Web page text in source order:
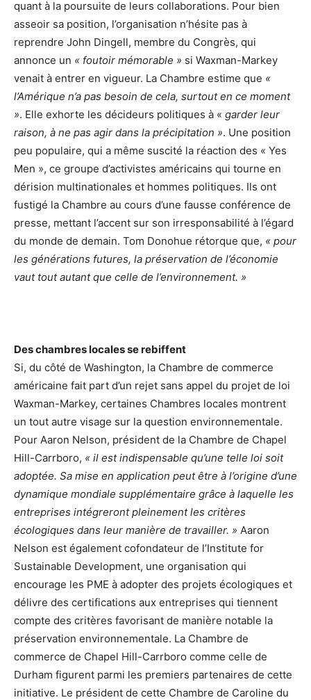
quant à la poursuite de leurs collaborations. Pour bien
asseoir sa position, l’organisation n’hésite pas à
reprendre John Dingell, membre du Congrès, qui
annonce un « foutoir mémorable » si Waxman-Markey
venait à entrer en vigueur. La Chambre estime que «
l’Amérique n’a pas besoin de cela, surtout en ce moment
». Elle exhorte les décideurs politiques à « garder leur
raison, à ne pas agir dans la précipitation ». Une position
peu populaire, qui a même suscité la réaction des « Yes
Men », ce groupe d’activistes américains qui tourne en
dérision multinationales et hommes politiques. Ils ont
fustigé la Chambre au cours d’une fausse conférence de
presse, mettant l’accent sur son irresponsabilité à l’égard
du monde de demain. Tom Donohue rétorque que, « pour
les générations futures, la préservation de l’économie
vaut tout autant que celle de l’environnement. »
Des chambres locales se rebiffent
Si, du côté de Washington, la Chambre de commerce
américaine fait part d’un rejet sans appel du projet de loi
Waxman-Markey, certaines Chambres locales montrent
un tout autre visage sur la question environnementale.
Pour Aaron Nelson, président de la Chambre de Chapel
Hill-Carrboro, « il est indispensable qu’une telle loi soit
adoptée. Sa mise en application peut être à l’origine d’une
dynamique mondiale supplémentaire grâce à laquelle les
entreprises intégreront pleinement les critères
écologiques dans leur manière de travailler. » Aaron
Nelson est également cofondateur de l’Institute for
Sustainable Development, une organisation qui
encourage les PME à adopter des projets écologiques et
délivre des certifications aux entreprises qui tiennent
compte des critères favorisant de manière notable la
préservation environnementale. La Chambre de
commerce de Chapel Hill-Carrboro comme celle de
Durham figurent parmi les premiers partenaires de cette
initiative. Le président de cette Chambre de Caroline du